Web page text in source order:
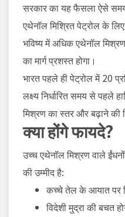
सरकार का यह फैसला ऐसे
एथेनॉल मिश्रित पेट्रोल के
भविष्य में अधिक एथेनॉल
का मार्ग प्रशस्त होगा।
भारत पहले ही पेट्रोल में 20
लक्ष्य निर्धारित समय से
मिश्रण का स्तर और बढ़ाने की
क्या होंगे फायदे?
उच्च एथेनॉल मिश्रण वाले
की उम्मीद है:
कच्चे तेल के आयात पर
विदेशी मुद्रा की बचत